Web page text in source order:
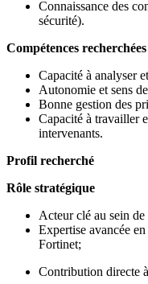
Connaissance des
sécurité).
Compétences recherchées
Capacité à analyser
Autonomie et sens
Bonne gestion des
Capacité à travailler
intervenants.
Profil recherché
Rôle stratégique
Acteur clé au sein
Expertise avancée
Fortinet;
Contribution directe